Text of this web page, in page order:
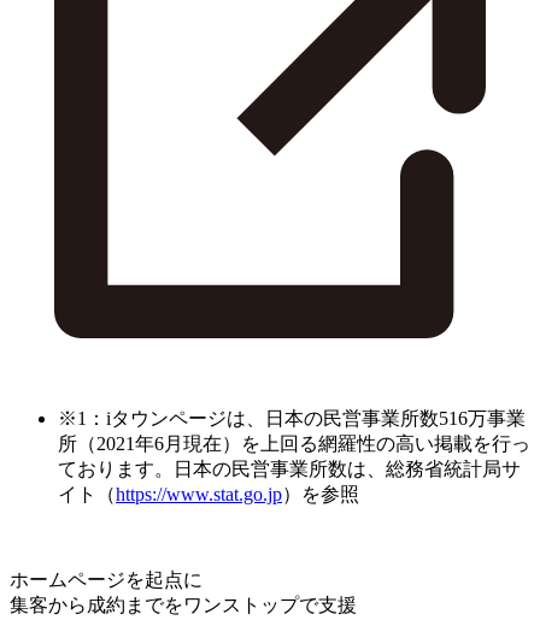
※1：iタウンページは、日本の民営事業所数516万事業
所（2021年6月現在）を上回る網羅性の高い掲載を行っ
ております。日本の民営事業所数は、総務省統計局サ
イト（https://www.stat.go.jp）を参照
ホームページを起点に
集客から成約までをワンストップで支援